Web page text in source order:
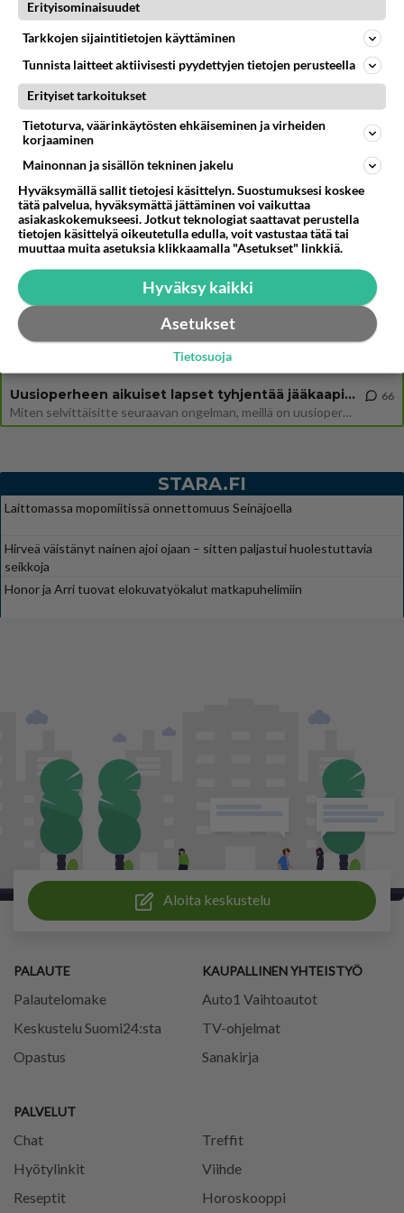
Muistatko? Kädestä suuhun elävä Satu sai jättimäisen rahasalkun
Henry-miljonääriltä
Danny, 83, teki yllättävän teon - Missä on 25-vuotias Helmi
Loukasmäki?
Ernest Lawson täräytti erikoisen heiton TTK-lehdistötilaisuudessa: "
Onko tässä tarkoituksena...?"
Martinan bisneksillä ei mene hyvin
https://www.iltalehti.fi/viihdeuutiset/a/c46da6ab-340f-4790-aaa7-0865eed2336 Yrityksen konkurssihakemus on tullut kärä
Tiesitkö? Martina Aitolehden isäpuoli on tämä suosittu laulaja
Martina Aitolehti on seurattu julkisuuden henkilö. Lähipiiriin mahtuu muitakin tunnettuja henkilöitä. Tiesitkö, että Ma
2 km on nykyään liian pitkä koulumatka
Miesten tuijotus
Uusioperheen aikuiset lapset tyhjentää jääkaapin käydessään
Miten selvittäisitte seuraavan ongelman, meillä on uusioperhe, minulla teini-ikäiset lapset ja puolisolla aikuiset, jotk
66
STARA.FI
Laittomassa mopomiitissä onnettomuus Seinäjoella
Hirveä väistänyt nainen ajoi ojaan – sitten paljastui huolestuttavia
seikkoja
Honor ja Arri tuovat elokuvatyökalut matkapuhelimiin
Aloita keskustelu
PALAUTE
Palautelomake
Keskustelu Suomi24:sta
Opastus
PALVELUT
Chat
Treffit
Hyötylinkit
Viihde
Reseptit
Horoskooppi
KAUPALLINEN YHTEISTYÖ
Auto1 Vaihtoautot
TV-ohjelmat
Sanakirja
Erityisominaisuudet
Tarkkojen sijaintitietojen käyttäminen
Tunnista laitteet aktiivisesti pyydettyjen tietojen perusteella
Erityiset tarkoitukset
Tietoturva, väärinkäytösten ehkäiseminen ja virheiden
korjaaminen
Mainonnan ja sisällön tekninen jakelu
Hyväksymällä sallit tietojesi käsittelyn. Suostumuksesi koskee
tätä palvelua, hyväksymättä jättäminen voi vaikuttaa
asiakaskokemukseesi. Jotkut teknologiat saattavat perustella
tietojen käsittelyä oikeutetulla edulla, voit vastustaa tätä tai
muuttaa muita asetuksia klikkaamalla "Asetukset" linkkiä.
Hyväksy kaikki
Asetukset
Tietosuoja